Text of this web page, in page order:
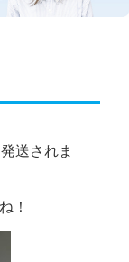
送されま
！